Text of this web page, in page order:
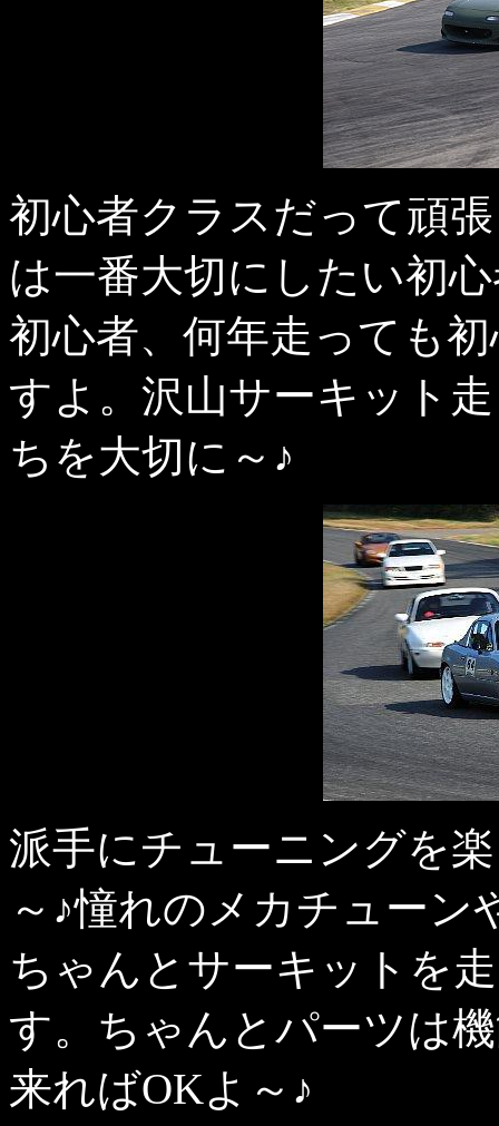
初心者クラスだって頑
は一番大切にしたい初
初心者、何年走っても
すよ。沢山サーキット
ちを大切に～♪
派手にチューニングを
～♪憧れのメカチュー
ちゃんとサーキットを
す。ちゃんとパーツは
来ればOKよ～♪